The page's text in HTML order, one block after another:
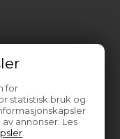
for
statistisk bruk og
annonser. Les